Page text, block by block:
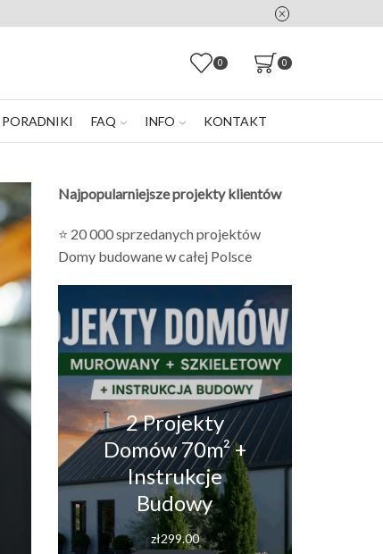
0 0
PORADNIKI FAQ INFO KONTAKT
Najpopularniejsze projekty klientów
⭐ 20 000 sprzedanych projektów
Domy budowane w całej Polsce
2 Projekty
Domów 70m² +
Instrukcje
Budowy
zł299.00